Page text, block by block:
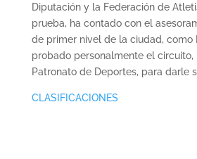
Diputación y la Federación de
prueba, ha contado con el
de primer nivel de la ciudad, como
probado personalmente el circuito,
Patronato de Deportes, para darle
CLASIFICACIONES